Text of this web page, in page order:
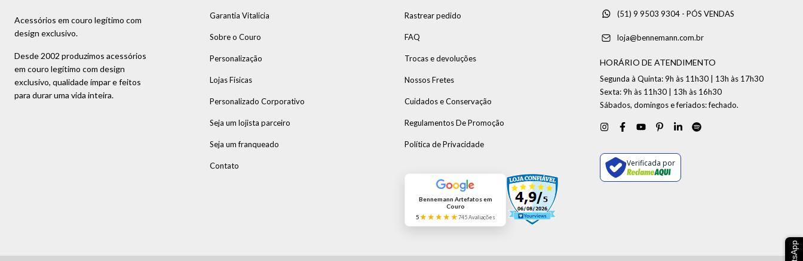
Acessórios em couro legítimo com
design exclusivo.
Desde 2002 produzimos acessórios
em couro legítimo com design
exclusivo, qualidade ímpar e feitos
para durar uma vida inteira.
Garantia Vitalicia
Sobre o Couro
Personalização
Lojas Físicas
Personalizado Corporativo
Seja um lojista parceiro
Seja um franqueado
Contato
Rastrear pedido
FAQ
Trocas e devoluções
Nossos Fretes
Cuidados e Conservação
Regulamentos De Promoção
Política de Privacidade
Bennemann Artefatos em
Couro
5★★★★★745 Avaliações
(51) 9 9503 9304 - PÓS VENDAS
loja@bennemann.com.br
HORÁRIO DE ATENDIMENTO
Segunda à Quinta: 9h às 11h30 | 13h às 17h30
Sexta: 9h às 11h30 | 13h às 16h30
Sábados, domingos e feriados: fechado.
Verificada por